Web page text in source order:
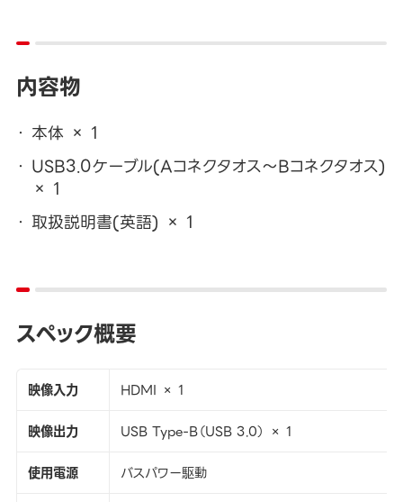
内容物
本体 × 1
USB3.0ケーブル(Aコネクタオス～Bコネクタオス)
× 1
取扱説明書(英語) × 1
スペック概要
映像入力
HDMI × 1
映像出力
USB Type-B（USB 3.0） × 1
使用電源
バスパワー駆動